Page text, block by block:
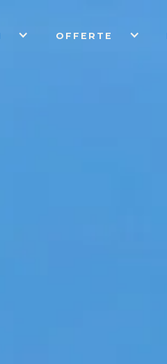
OFFERTE